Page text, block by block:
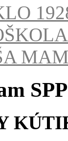
SPP